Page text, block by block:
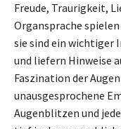
Freude, Traurigkeit,
Organsprache
sie sind ein wichtiger
und liefern Hinweise
Faszination der
unausgesprochene
Augenblitzen und